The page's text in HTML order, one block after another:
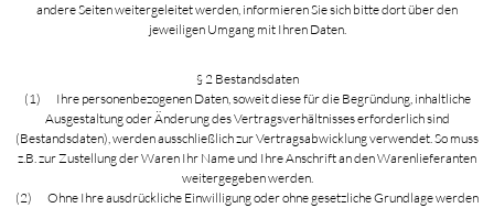
andere Seiten weitergeleitet werden, informieren Sie sich bitte dort über den
jeweiligen Umgang mit Ihren Daten.
§ 2 Bestandsdaten
(1) Ihre personenbezogenen Daten, soweit diese für die Begründung, inhaltliche
Ausgestaltung oder Änderung des Vertragsverhältnisses erforderlich sind
(Bestandsdaten), werden ausschließlich zur Vertragsabwicklung verwendet. So muss
z.B. zur Zustellung der Waren Ihr Name und Ihre Anschrift an den Warenlieferanten
weitergegeben werden.
(2) Ohne Ihre ausdrückliche Einwilligung oder ohne gesetzliche Grundlage werden